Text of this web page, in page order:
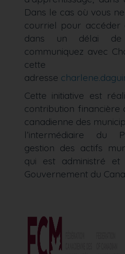
Dans le cas où vous
courriel pour
dans un délai de
communiquez avec
cette
adresse
Cette initiative est
contribution financière
canadienne des
l’intermédiaire du
gestion des actifs
qui est administré
Gouvernement du